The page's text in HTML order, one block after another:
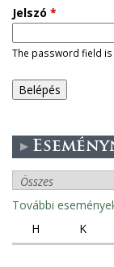
d
l
e
e
s
Jelszó *
The password field is
További
H
K